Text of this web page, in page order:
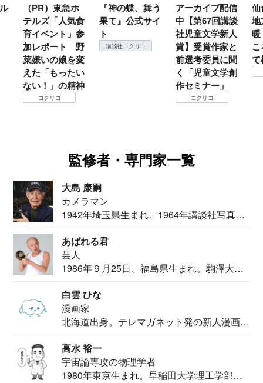
（PR）東急ホ
テルズ「人気食
育イベント」参
加レポート 野
菜嫌いの娘を変
えた「もったい
ない！」の精神
コクリコ
『神の蝶、舞う
果て』公式サイ
ト
講談社コクリコ
アーカイブ配信
中【第67回講談
社児童文学新人
賞】受賞作家と
前選考委員に聞
く「児童文学創
作セミナー」
コクリコ
仙
地
て
監修者・専門家一覧
大島 康嗣
カメラマン
1942年埼玉県生まれ。1964年講談社写真部
あばれる君
芸人
1986年９月25日、福島県生まれ。駒澤大学
白雲 ひな
漫画家
北海道出身。テレマガネット発の新人漫画
高水 裕一
宇宙論専攻の物理学者
1980年東京生まれ。早稲田大学理工学部物